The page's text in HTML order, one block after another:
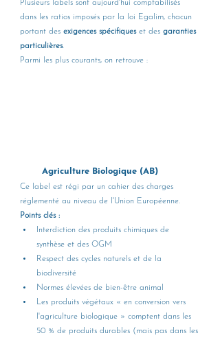
Plusieurs labels sont aujourd'hui comptabilisés
dans les ratios imposés par la loi Egalim, chacun
portant des exigences spécifiques et des garanties
particulières.
Parmi les plus courants, on retrouve :
        Agriculture Biologique (AB)
Ce label est régi par un cahier des charges
réglementé au niveau de l'Union Européenne.
Points clés :
Interdiction des produits chimiques de
synthèse et des OGM
Respect des cycles naturels et de la
biodiversité
Normes élevées de bien-être animal
Les produits végétaux « en conversion vers
l'agriculture biologique » comptent dans les
50 % de produits durables (mais pas dans les